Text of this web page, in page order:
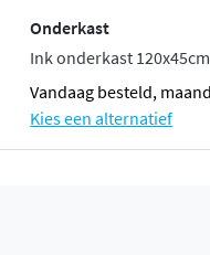
Onderkast
Ink onderkast
vandaag besteld,
Kies een alternatief